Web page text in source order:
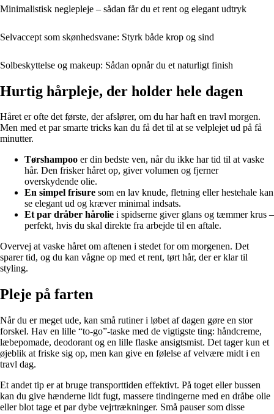
Minimalistisk neglepleje – sådan får du et rent og elegant udtryk
Selvaccept som skønhedsvane: Styrk både krop og sind
Solbeskyttelse og makeup: Sådan opnår du et naturligt finish
Hurtig hårpleje, der holder hele dagen
Håret er ofte det første, der afslører, om du har haft en travl morgen.
Men med et par smarte tricks kan du få det til at se velplejet ud på få
minutter.
Tørshampoo er din bedste ven, når du ikke har tid til at vaske
hår. Den frisker håret op, giver volumen og fjerner
overskydende olie.
En simpel frisure som en lav knude, fletning eller hestehale kan
se elegant ud og kræver minimal indsats.
Et par dråber hårolie i spidserne giver glans og tæmmer krus –
perfekt, hvis du skal direkte fra arbejde til en aftale.
Overvej at vaske håret om aftenen i stedet for om morgenen. Det
sparer tid, og du kan vågne op med et rent, tørt hår, der er klar til
styling.
Pleje på farten
Når du er meget ude, kan små rutiner i løbet af dagen gøre en stor
forskel. Hav en lille “to-go”-taske med de vigtigste ting: håndcreme,
læbepomade, deodorant og en lille flaske ansigtsmist. Det tager kun et
øjeblik at friske sig op, men kan give en følelse af velvære midt i en
travl dag.
Et andet tip er at bruge transporttiden effektivt. På toget eller bussen
kan du give hænderne lidt fugt, massere tindingerne med en dråbe olie
eller blot tage et par dybe vejrtrækninger. Små pauser som disse